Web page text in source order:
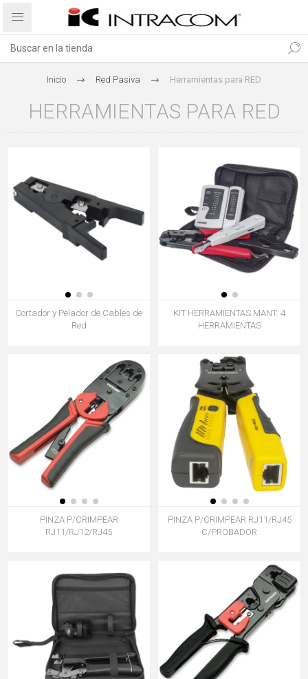
Inicio Red Pasiva Herramientas para RED
HERRAMIENTAS PARA RED
Cortador y Pelador de Cables de
Red
KIT HERRAMIENTAS MANT. 4
HERRAMIENTAS
PINZA P/CRIMPEAR
RJ11/RJ12/RJ45
PINZA P/CRIMPEAR RJ11/RJ45
C/PROBADOR